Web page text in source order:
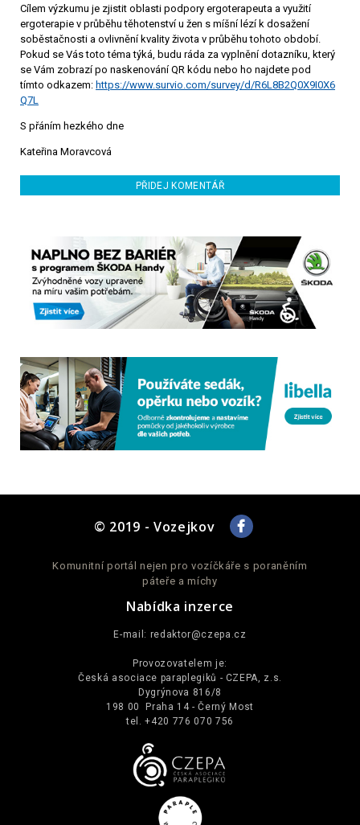
Cílem výzkumu je zjistit oblasti podpory ergoterapeuta a využití
ergoterapie v průběhu těhotenství u žen s míšní lézí k dosažení
soběstačnosti a ovlivnění kvality života v průběhu tohoto období.
Pokud se Vás toto téma týká, budu ráda za vyplnění dotazníku, který
se Vám zobrazí po naskenování QR kódu nebo ho najdete pod
tímto odkazem: https://www.survio.com/survey/d/R6L8B2Q0X9I0X6
Q7L
S přáním hezkého dne
Kateřina Moravcová
PŘIDEJ KOMENTÁŘ
© 2019 - Vozejkov
Komunitní portál nejen pro vozíčkáře s poraněním
páteře a míchy
Nabídka inzerce
E-mail: redaktor@czepa.cz
Provozovatelem je:
Česká asociace paraplegiků - CZEPA, z.s.
Dygrýnova 816/8
198 00 Praha 14 - Černý Most
tel. +420 776 070 756